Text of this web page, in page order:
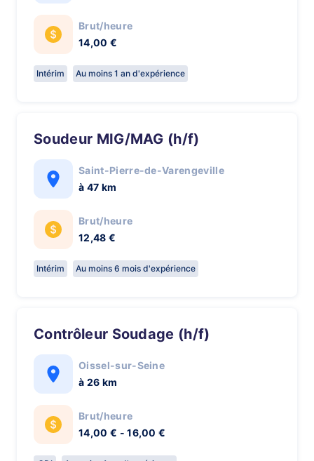
Brut/heure
14,00 €
Intérim Au moins 1 an d'expérience
Soudeur MIG/MAG (h/f)
Saint-Pierre-de-Varengeville
à 47 km
Brut/heure
12,48 €
Intérim Au moins 6 mois d'expérience
Contrôleur Soudage (h/f)
Oissel-sur-Seine
à 26 km
Brut/heure
14,00 € - 16,00 €